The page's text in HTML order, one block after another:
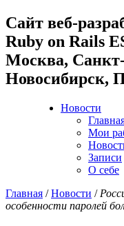
Cайт веб-
Ruby on Rails
Москва,
Новосибирск,
Новости
Мои
Записи
О себе
Главная /Новости /
особенности паролей